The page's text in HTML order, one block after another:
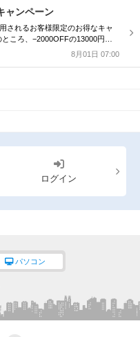
ャンペーン
されるお客様限定のお得なキャ
ビ新規割」と受付にてお伝えくだ
8月01日 07:00
ログイン
パソコン